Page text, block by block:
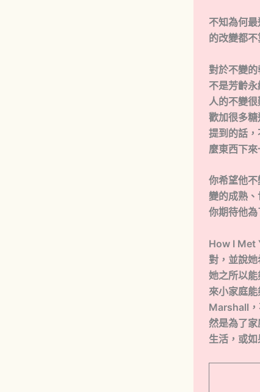
不知為何
的改變都
對於不變
不是芳齡
人的不變
歡加很多
提到的話
麼東西下來
你希望他
變的成熟
你期待他
How I Met
對，並說
她之所以
來小家庭
Marshall，
然是為了
生活，或